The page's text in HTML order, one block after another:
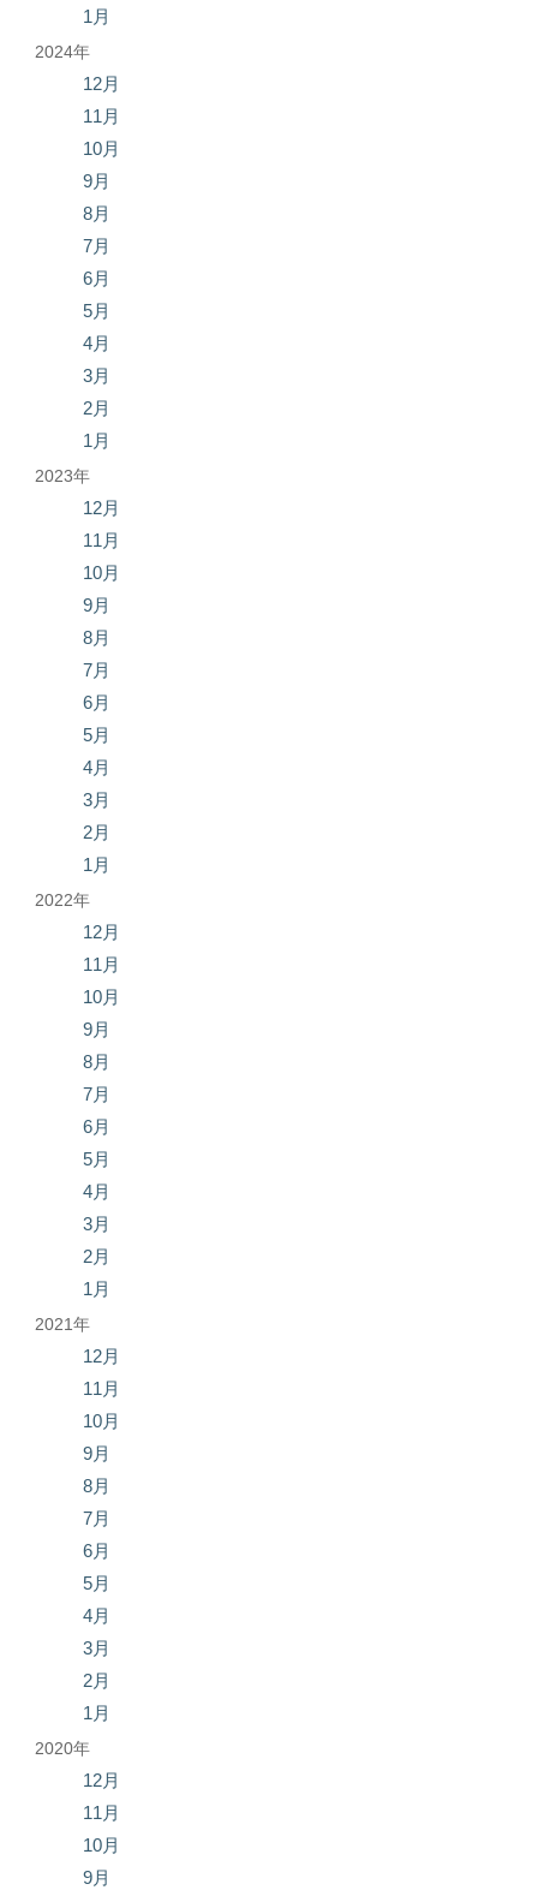
1月
2024年
12月
11月
10月
9月
8月
7月
6月
5月
4月
3月
2月
1月
2023年
12月
11月
10月
9月
8月
7月
6月
5月
4月
3月
2月
1月
2022年
12月
11月
10月
9月
8月
7月
6月
5月
4月
3月
2月
1月
2021年
12月
11月
10月
9月
8月
7月
6月
5月
4月
3月
2月
1月
2020年
12月
11月
10月
9月